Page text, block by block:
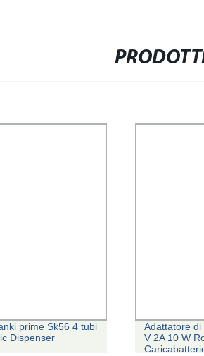
prime Sk56 4 tubi
Dispenser
Adattatore di
V 2A 10 W